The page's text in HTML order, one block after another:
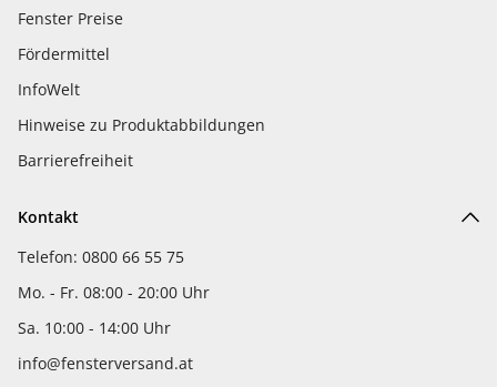
Fenster Preise
Fördermittel
InfoWelt
Hinweise zu Produktabbildungen
Barrierefreiheit
Kontakt
Telefon: 0800 66 55 75
Mo. - Fr. 08:00 - 20:00 Uhr
Sa. 10:00 - 14:00 Uhr
info@fensterversand.at